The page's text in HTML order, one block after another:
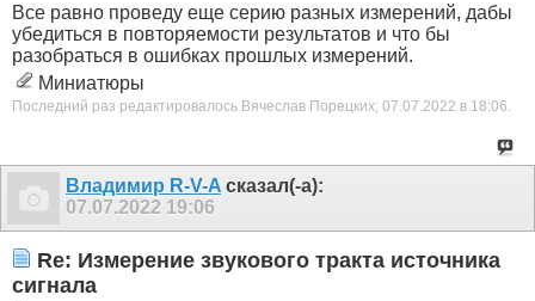
Все равно проведу еще серию разных измерений, дабы
убедиться в повторяемости результатов и что бы
разобраться в ошибках прошлых измерений.
Миниатюры
Последний раз редактировалось Вячеслав Порецких; 07.07.2022 в 18:06
Владимир R-V-A сказал(-а):
07.07.2022 19:06
Re: Измерение звукового тракта источника
сигнала